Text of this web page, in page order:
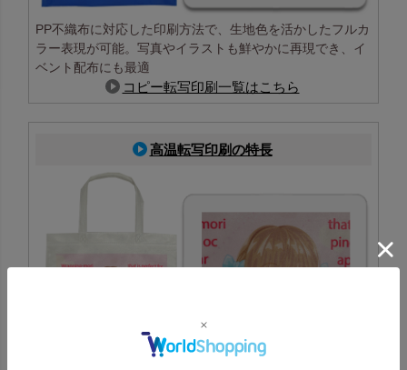
PP不織布に対応した印刷方法で、生地色を活かしたフルカ
ラー表現が可能。写真やイラストも鮮やかに再現でき、イ
ベント配布にも最適
コピー転写印刷一覧はこちら
高温転写印刷の特長